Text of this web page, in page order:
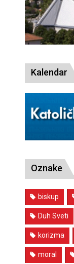
Kalendar
Oznake
biskup
Duh Sveti
korizma
moral